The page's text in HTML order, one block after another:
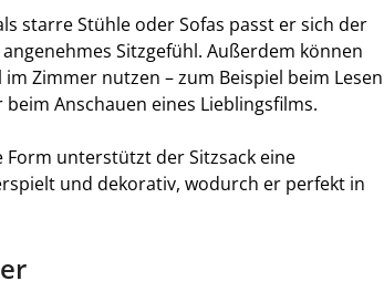
starre Stühle oder Sofas passt er sich der
Sitzgefühl. Außerdem können
Zimmer nutzen – zum Beispiel beim Lesen
Anschauen eines Lieblingsfilms.
unterstützt der Sitzsack eine
und dekorativ, wodurch er perfekt in